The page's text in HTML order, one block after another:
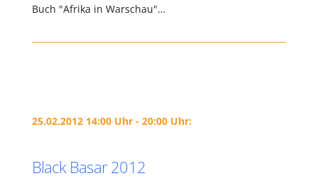
Buch "Afrika in Warschau"…
25.02.2012 14:00 Uhr - 20:00 Uhr:
Black Basar 2012